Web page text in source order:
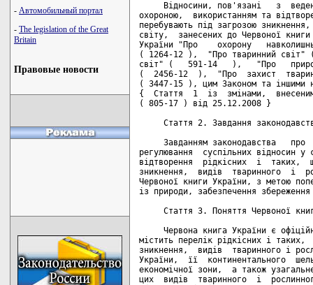
- Автомобильный портал
- The legislation of the Great
Britain
Правовые новости